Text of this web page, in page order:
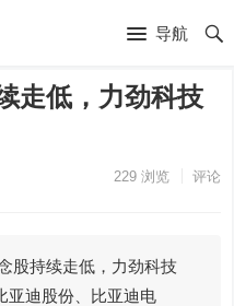
导航
走低，力劲科技
229浏览 评论
股持续走低，力劲科技
亚迪股份、比亚迪电